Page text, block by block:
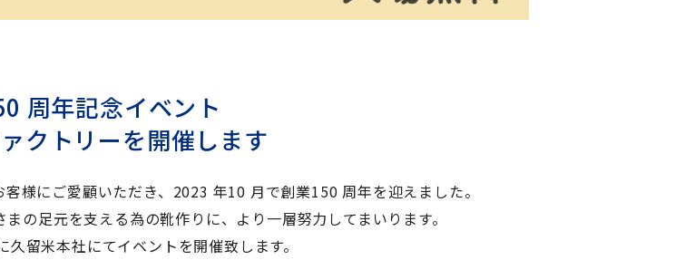
周年記念イベント
クトリーを開催します
様にご愛顧いただき、2023 年10 月で創業150 周年を迎えました。
の足元を支える為の靴作りに、より一層努力してまいります。
留米本社にてイベントを開催致します。